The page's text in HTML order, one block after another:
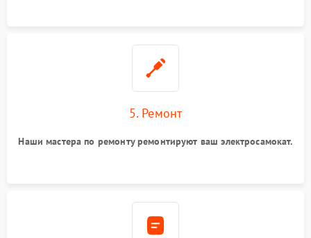
5. Ремонт
Наши мастера по ремонту ремонтируют ваш электросамокат.